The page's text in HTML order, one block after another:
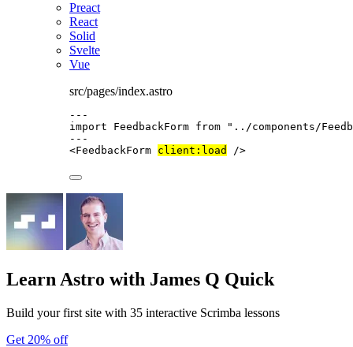
Preact
React
Solid
Svelte
Vue
src/pages/index.astro
---
import FeedbackForm from " ../components/
---
<FeedbackForm client:load />
Learn Astro with James Q Quick
Build your first site with 35 interactive Scrimba lessons
Get 20% off